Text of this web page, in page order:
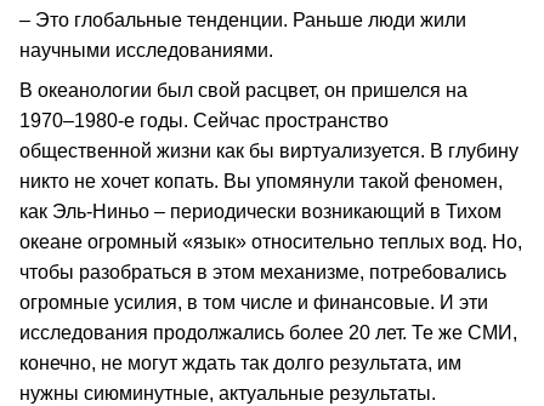
– Это глобальные тенденции. Раньше люди жили
научными исследованиями.
В океанологии был свой расцвет, он пришелся на
1970–1980-е годы. Сейчас пространство
общественной жизни как бы виртуализуется. В глубину
никто не хочет копать. Вы упомянули такой феномен,
как Эль-Ниньо – периодически возникающий в Тихом
океане огромный «язык» относительно теплых вод. Но,
чтобы разобраться в этом механизме, потребовались
огромные усилия, в том числе и финансовые. И эти
исследования продолжались более 20 лет. Те же СМИ,
конечно, не могут ждать так долго результата, им
нужны сиюминутные, актуальные результаты.